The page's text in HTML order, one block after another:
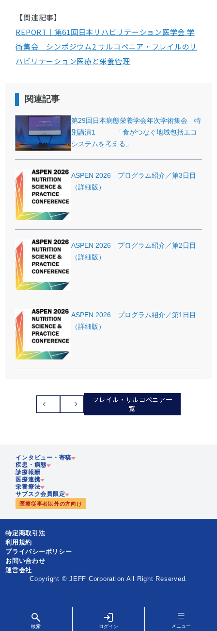
検索 ログイン メニュー
【関連記事】
REPORT｜第61回日本リハビリテーション医学会 学
術集会 シンポジウム2 サルコペニア・フレイルのリ
ハビリテーション医療と栄養管理
関連記事
第29回日本病態栄養学会年次学術集会 特
別講演1 「食がつなぐ地域包括エコ
システムを考える」
ASPEN 2026 プログラム紹介／第3日目
（詳細版）
ASPEN 2026 プログラム紹介／第2日目
（詳細版）
ASPEN 2026 プログラム紹介／第1日目
（詳細版）
フレイル・サルコペニア一
覧
インタビュー・寄稿
歴史
疾患・病態
診療報酬
医療連携
在宅医療
多職種協働
栄養療法
サブスク会員限定
医療従事者以外の方向け
特定商取引法
利用規約
プライバシーポリシー
お問い合わせ
運営会社
Copyright © JEFF Corporation All Right Reserved.